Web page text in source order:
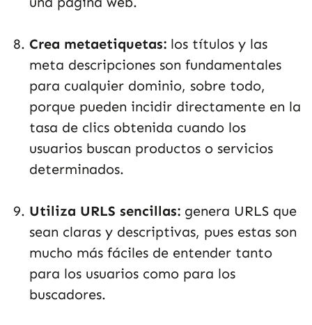
Crea metaetiquetas: los títulos y las
meta descripciones son fundamentales
para cualquier dominio, sobre todo,
porque pueden incidir directamente en la
tasa de clics obtenida cuando los
usuarios buscan productos o servicios
determinados.
Utiliza URLS sencillas: genera URLS que
sean claras y descriptivas, pues estas son
mucho más fáciles de entender tanto
para los usuarios como para los
buscadores.